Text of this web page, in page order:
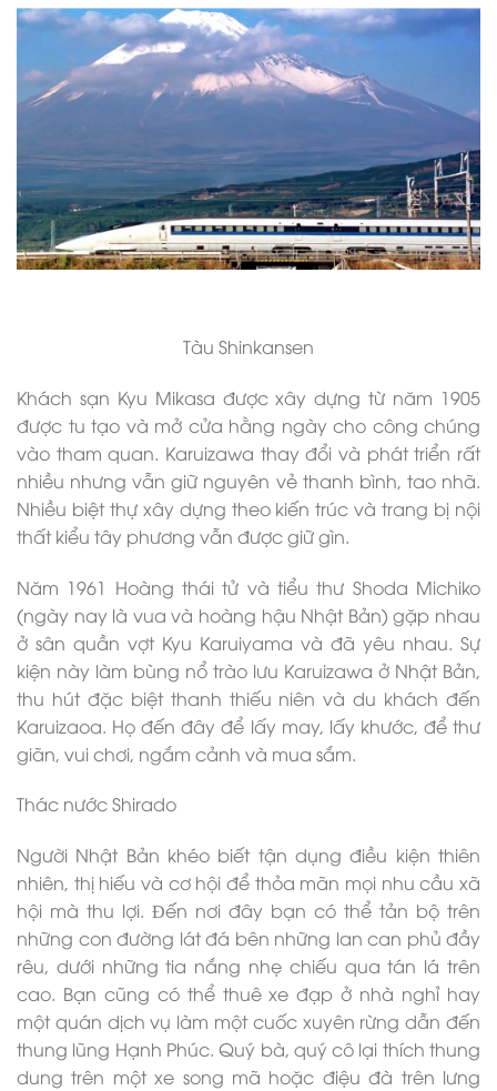
Tàu Shinkansen
Khách sạn Kyu Mikasa được xây dựng từ năm 1905
được tu tạo và mở cửa hằng ngày cho công chúng
vào tham quan. Karuizawa thay đổi và phát triển rất
nhiều nhưng vẫn giữ nguyên vẻ thanh bình, tao nhã.
Nhiều biệt thự xây dựng theo kiến trúc và trang bị nội
thất kiểu tây phương vẫn được giữ gìn.
Năm 1961 Hoàng thái tử và tiểu thư Shoda Michiko
(ngày nay là vua và hoàng hậu Nhật Bản) gặp nhau
ở sân quần vợt Kyu Karuiyama và đã yêu nhau. Sự
kiện này làm bùng nổ trào lưu Karuizawa ở Nhật Bản,
thu hút đặc biệt thanh thiếu niên và du khách đến
Karuizaoa. Họ đến đây để lấy may, lấy khước, để thư
giãn, vui chơi, ngắm cảnh và mua sắm.
Thác nước Shirado
Người Nhật Bản khéo biết tận dụng điều kiện thiên
nhiên, thị hiếu và cơ hội để thỏa mãn mọi nhu cầu xã
hội mà thu lợi. Ðến nơi đây bạn có thể tản bộ trên
những con đường lát đá bên những lan can phủ đầy
rêu, dưới những tia nắng nhẹ chiếu qua tán lá trên
cao. Bạn cũng có thể thuê xe đạp ở nhà nghỉ hay
một quán dịch vụ làm một cuốc xuyên rừng dẫn đến
thung lũng Hạnh Phúc. Quý bà, quý cô lại thích thung
dung trên một xe song mã hoặc điệu đà trên lưng